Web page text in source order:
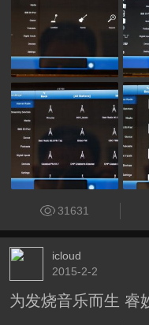
31631
icloud
2015-2-2
为发烧音乐而生 睿